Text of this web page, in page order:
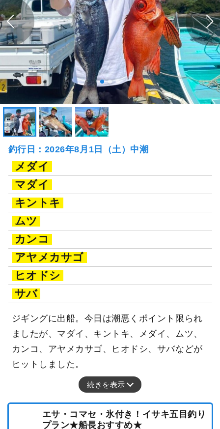
釣行日：2026年8月1日（土）中潮
メダイ
マダイ
キントキ
ムツ
カンコ
アヤメカサゴ
ヒオドシ
サバ
ジギングに出船。今日は潮悪くポイント限られ
ましたが、マダイ、キントキ、メダイ、ムツ、
カンコ、アヤメカサゴ、ヒオドシ、サバなどが
ヒットしました。
続きを表示
エサ・コマセ・氷付き！イサキ五目釣り
プラン★船長おすすめ★